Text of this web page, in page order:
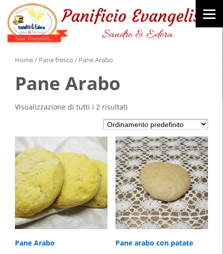
Home/ Pane fresco / Pane Arabo
Pane Arabo
Visualizzazione di tutti i 2 risultati
Pane Arabo Pane arabo con patate